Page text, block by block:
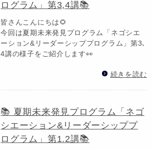
ログラム」第3,4講📚
皆さんこんにちは🌻
今回は夏期未来発見プログラム「ネゴシエ
ーション&リーダーシッププログラム」第3､
4講の様子をご紹介します👀
続きを読む
📚 夏期未来発見プログラム「ネゴ
シエーション&リーダーシッププ
ログラム」第1.2講📚